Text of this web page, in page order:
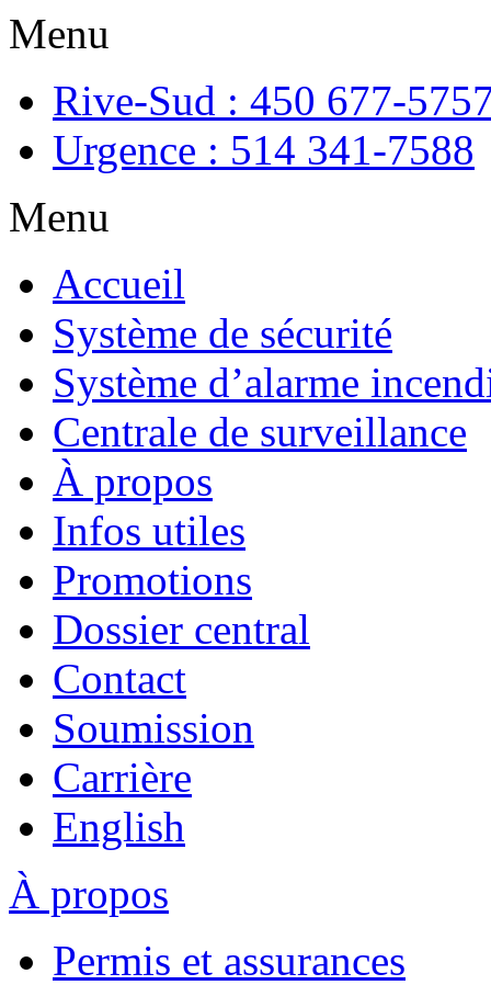
Menu
Rive-Sud : 450 677-
Urgence : 514 341-7588
Menu
Accueil
Système de sécurité
Système d’alarme
Centrale de surveillance
À propos
Infos utiles
Promotions
Dossier central
Contact
Soumission
Carrière
English
À propos
Permis et assurances